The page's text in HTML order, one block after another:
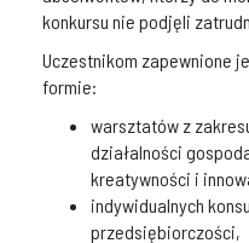
konkursu nie podjęli
Uczestnikom zapewnione
formie:
warsztatów z
działalności
kreatywności i
indywidualnych
przedsiębiorczości,